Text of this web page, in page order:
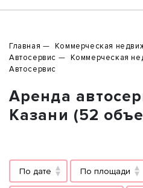
Главная Коммерческая
Автосервис
Коммерческая
Автосервис
Аренда
Казани (52
По дате По площади